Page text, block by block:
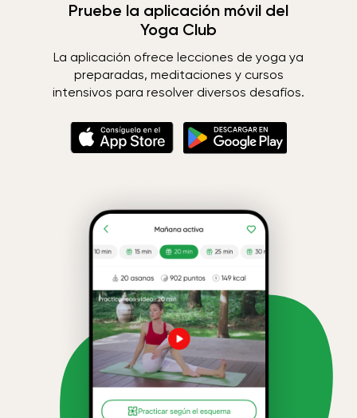
Pruebe la aplicación móvil del
Yoga Club
La aplicación ofrece lecciones de yoga ya
preparadas, meditaciones y cursos
intensivos para resolver diversos desafíos.